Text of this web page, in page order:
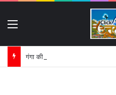
गंगा की बदहाली पर कृष्णकान्त के पत्र